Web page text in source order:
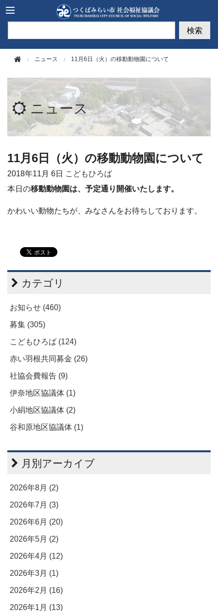
検索
ニュース 11月6日（火）の移動動物園について
ニュース
11月6日（火）の移動動物園について
2018年11月 6日 こどもひろば
本日の移動動物園は、予定通り開催いたします。
かわいい動物たちが、みなさんをお待ちしております。
カテゴリ
お知らせ (460)
募集 (305)
こどもひろば (124)
赤い羽根共同募金 (26)
社協会費報告 (9)
伊奈地区協議体 (1)
小絹地区協議体 (2)
谷和原地区協議体 (1)
月別アーカイブ
2026年8月 (2)
2026年7月 (3)
2026年6月 (20)
2026年5月 (2)
2026年4月 (12)
2026年3月 (1)
2026年2月 (16)
2026年1月 (13)